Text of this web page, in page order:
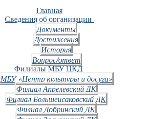
Главная
Сведения об организации
Документы
Достижения
История
Вопрос/ответ
Филиалы МБУ ЦКД
МБУ «Центр культуры и досуга»
Филиал Апрелевский ДК
Филиал Большеисаковский ДК
Филиал Добринский ДК